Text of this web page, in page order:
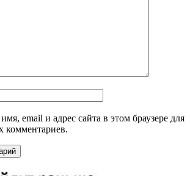
email и адрес сайта в этом браузере для
комментариев.